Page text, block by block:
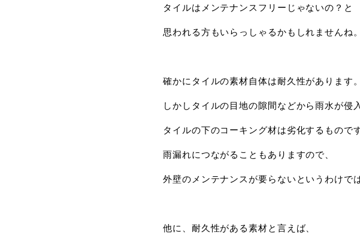
タイルはメンテナンスフリーじゃないの？と
思われる方もいらっしゃるかもしれませんね。
確かにタイルの素材自体は耐久性があります。
しかしタイルの目地の隙間などから雨水が侵
タイルの下のコーキング材は劣化するもので
雨漏れにつながることもありますので、
外壁のメンテナンスが要らないというわけで
他に、耐久性がある素材と言えば、